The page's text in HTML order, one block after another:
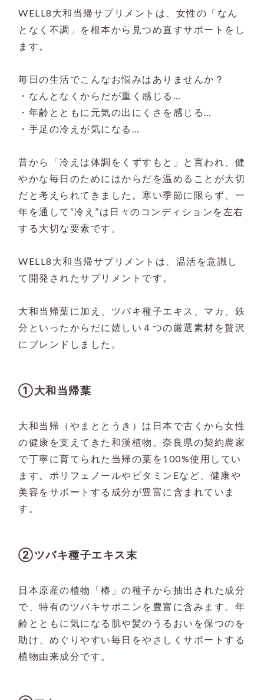
WELL8大和当帰サプリメントは、女性の「なん
となく不調」を根本から見つめ直すサポートをし
ます。
毎日の生活でこんなお悩みはありませんか？
・なんとなくからだが重く感じる…
・年齢とともに元気の出にくさを感じる…
・手足の冷えが気になる…
昔から「冷えは体調をくずすもと」と言われ、健
やかな毎日のためにはからだを温めることが大切
だと考えられてきました。寒い季節に限らず、一
年を通して“冷え”は日々のコンディションを左右
する大切な要素です。
WELL8大和当帰サプリメントは、温活を意識し
て開発されたサプリメントです。
大和当帰葉に加え、ツバキ種子エキス、マカ、鉄
分といったからだに嬉しい４つの厳選素材を贅沢
にブレンドしました。
①大和当帰葉
大和当帰（やまととうき）は日本で古くから女性
の健康を支えてきた和漢植物。奈良県の契約農家
で丁寧に育てられた当帰の葉を100%使用してい
ます。ポリフェノールやビタミンEなど、健康や
美容をサポートする成分が豊富に含まれていま
す。
②ツバキ種子エキス末
日本原産の植物「椿」の種子から抽出された成分
で、特有のツバキサポニンを豊富に含みます。年
齢とともに気になる肌や髪のうるおいを保つのを
助け、めぐりやすい毎日をやさしくサポートする
植物由来成分です。